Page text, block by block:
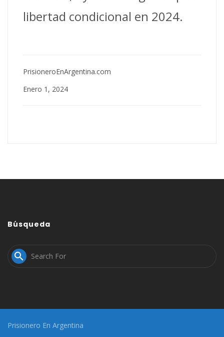
libertad condicional en 2024.
PrisioneroEnArgentina.com
Enero 1, 2024
Búsqueda

Prisionero En Argentina